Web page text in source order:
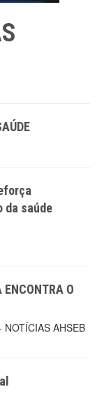
da saúde
ENCONTRA O
NOTÍCIAS AHSEB